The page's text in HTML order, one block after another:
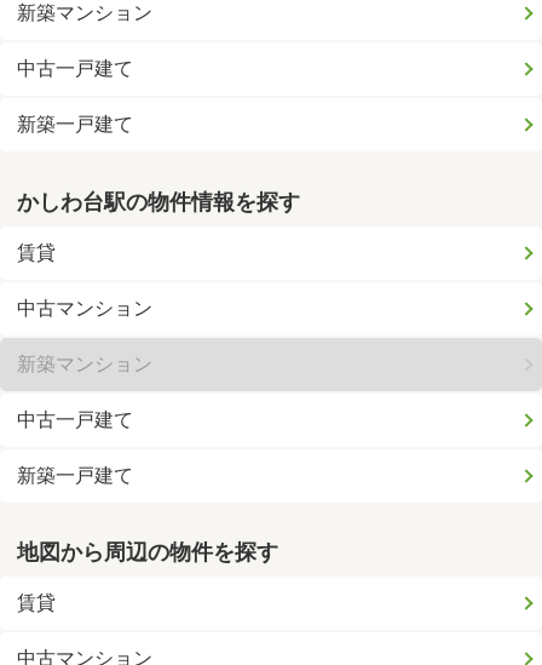
新築マンション
中古一戸建て
新築一戸建て
かしわ台駅の物件情報を探す
賃貸
中古マンション
新築マンション
中古一戸建て
新築一戸建て
地図から周辺の物件を探す
賃貸
中古マンション